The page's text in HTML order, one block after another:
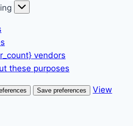
vendors
these purposes
Save preferences
View